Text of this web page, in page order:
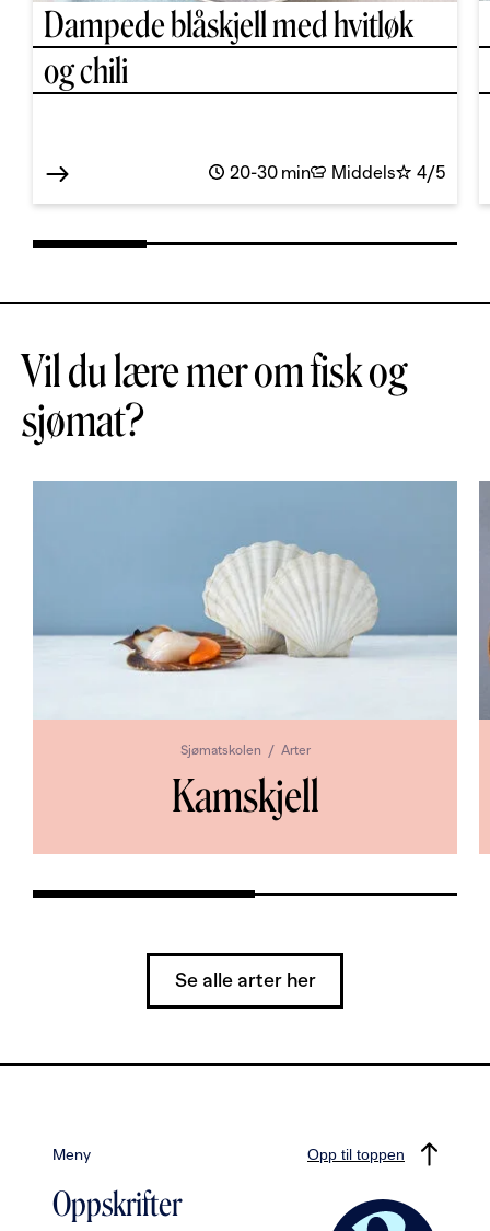
Dampede blåskjell med hvitløk
og chili
20-30 min Middels 4/5
Vil du lære mer om fisk og
sjømat?
Sjømatskolen Arter
Kamskjell
Se alle arter her
Meny
Oppskrifter
Opp til toppen